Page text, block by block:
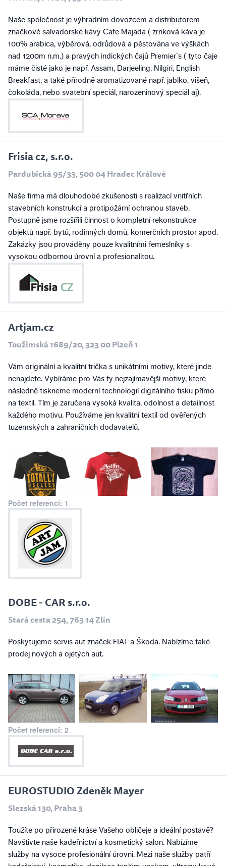
Naše společnost je výhradním dovozcem a distributorem
značkové salvadorské kávy Cafe Majada ( zrnková káva je
100% arabica, výběrová, odrůdová a pěstována ve výškách
nad 1200m n.m.) a pravých indických čajů Premier´s ( tyto čaje
máme čisté jako je např. Assam, Darjeeling, Nilgiri, English
Breakfast, a také přírodně aromatizované např. jablko, višeň,
čokoláda, nebo svatební speciál, narozeninový speciál aj).
Frisia cz, s.r.o.
Pardubická 95/33, 500 04 Hradec Králové
Naše firma má dlouhodobé zkušenosti s realizací vnitřních
stavebních konstrukcí a protipožární ochranou staveb.
Postupně jsme rozšířili činnost o kompletní rekonstrukce
objektů např. bytů, rodinných domů, komerčních prostor apod.
Zakázky jsou prováděny pouze kvalitními řemeslníky s
vysokou odbornou úrovní a profesionalitou.
Artjam.cz
Toužimská 1689/20, 323 00 Plzeň 1
Vám originální a kvalitní trička s unikátními motivy, které jinde
nenajdete. Vybíráme pro Vás ty nejzajímavější motivy, které
následně tiskneme moderní technologií digitálního tisku přímo
na textil. Tím je zaručena vysoká kvalita, odolnost a detailnost
každého motivu. Používáme jen kvalitní textil od ověřených
tuzemských a zahraničních dodavatelů.
Počet referencí: 1
DOBE - CAR s.r.o.
Stará cesta 254, 763 14 Zlín
Poskytujeme servis aut značek FIAT a Škoda. Nabízíme také
prodej nových a ojetých aut.
Počet referencí: 2
EUROSTUDIO Zdeněk Mayer
Slezská 130, Praha 3
Toužíte po přirozené kráse Vašeho obličeje a ideální postavě?
Navštivte naše kadeřnictví a kosmetický salon. Nabízíme
služby na vysoce profesionální úrovni. Mezi naše služby patří